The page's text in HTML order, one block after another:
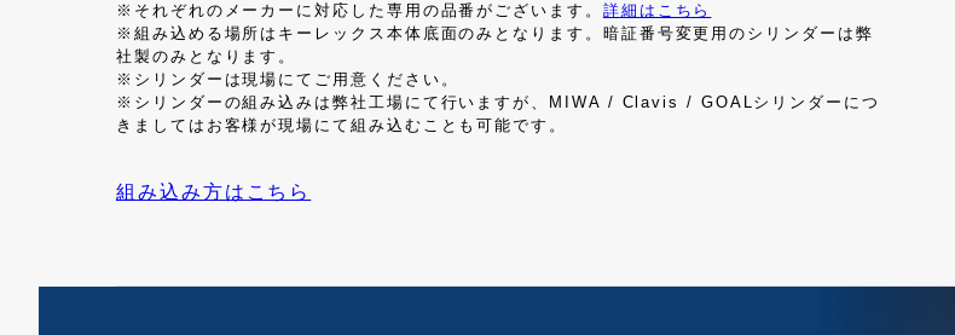
※それぞれのメーカーに対応した専用の品番がございます。 詳細はこちら
※組み込める場所はキーレックス本体底面のみとなります。暗証番号変更用のシリンダーは弊
社製のみとなります。
※シリンダーは現場にてご用意ください。
※シリンダーの組み込みは弊社工場にて行いますが、MIWA / Clavis / GOALシリンダーにつ
きましてはお客様が現場にて組み込むことも可能です。
組み込み方はこちら